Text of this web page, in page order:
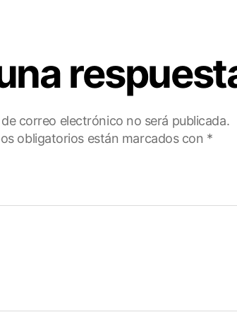
correo electrónico no será publicada.
obligatorios están marcados con *